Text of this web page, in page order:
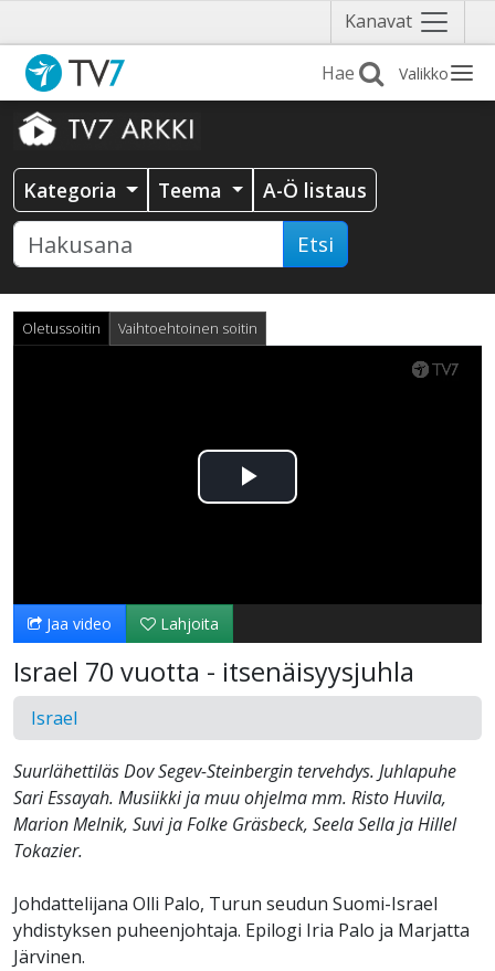
Kanavat Näytä
valikko
Valikko
Kategoria Teema A-Ö listaus
Etsi
Oletussoitin Vaihtoehtoinen soitin
Toista
Jaa video Lahjoita
Israel 70 vuotta - itsenäisyysjuhla
Israel
Suurlähettiläs Dov Segev-Steinbergin tervehdys. Juhlapuhe
Sari Essayah. Musiikki ja muu ohjelma mm. Risto Huvila,
Marion Melnik, Suvi ja Folke Gräsbeck, Seela Sella ja Hillel
Tokazier.
Johdattelijana Olli Palo, Turun seudun Suomi-Israel
yhdistyksen puheenjohtaja. Epilogi Iria Palo ja Marjatta
Järvinen.